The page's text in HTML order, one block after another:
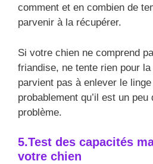
comment et en combien de
parvenir à la récupérer.
Si votre chien ne comprend
friandise, ne tente rien pour
parvient pas à enlever le
probablement qu’il est un
problème.
5.Test des capacités
votre chien